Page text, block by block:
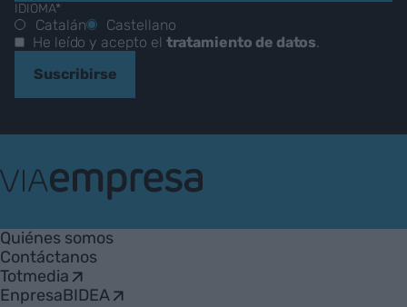
IDIOMA*
Catalán
Castellano
He leído y acepto el tratamiento de datos.
Suscribirse
Empresa
Quiénes somos
Contáctanos
Totmedia
EnpresaBIDEA